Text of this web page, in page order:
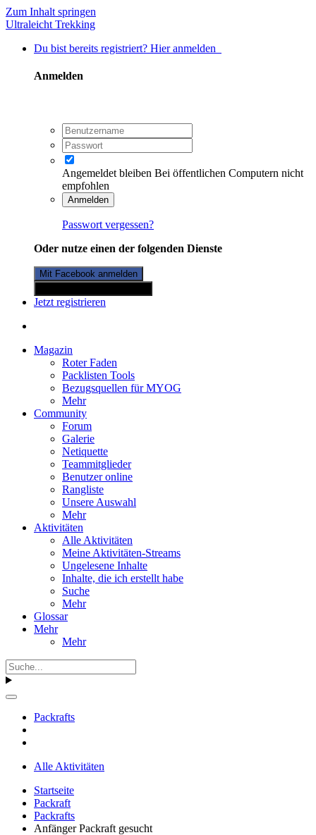
Zum Inhalt springen
Ultraleicht Trekking
Du bist bereits registriert? Hier anmelden
Anmelden
Angemeldet bleiben Bei öffentlichen Computern nicht
empfohlen
Anmelden
Passwort vergessen?
Oder nutze einen der folgenden Dienste
Mit Facebook anmelden
Jetzt registrieren
Magazin
Roter Faden
Packlisten Tools
Bezugsquellen für MYOG
Mehr
Community
Forum
Galerie
Netiquette
Teammitglieder
Benutzer online
Rangliste
Unsere Auswahl
Mehr
Aktivitäten
Alle Aktivitäten
Meine Aktivitäten-Streams
Ungelesene Inhalte
Inhalte, die ich erstellt habe
Suche
Mehr
Glossar
Mehr
Mehr
Packrafts
Alle Aktivitäten
Startseite
Packraft
Packrafts
Anfänger Packraft gesucht